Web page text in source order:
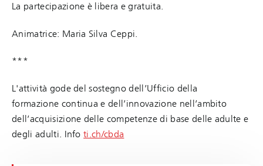
La partecipazione è libera e gratuita.
Animatrice: Maria Silva Ceppi.
***
L'attività gode del sostegno dell’Ufficio della
formazione continua e dell’innovazione nell’ambito
dell’acquisizione delle competenze di base delle adulte e
degli adulti. Infoti.ch/cbda